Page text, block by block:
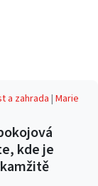
a zahrada |Marie
kde je